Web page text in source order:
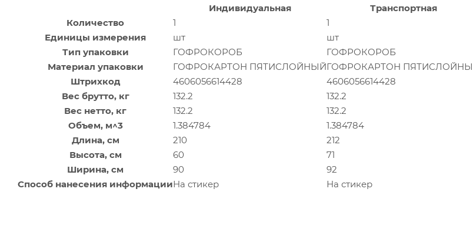
Индивидуальная
Транспортная
Количество
1
1
Единицы измерения
шт
шт
Тип упаковки
ГОФРОКОРОБ
ГОФРОКОРОБ
Материал упаковки
ГОФРОКАРТОН ПЯТИСЛОЙНЫЙГОФРОКАРТОН
Штрихкод
4606056614428
4606056614428
Вес брутто, кг
132.2
132.2
Вес нетто, кг
132.2
132.2
Объем, м^3
1.384784
1.384784
Длина, см
210
212
Высота, см
60
71
Ширина, см
90
92
Способ нанесения информацииНа стикер На стикер